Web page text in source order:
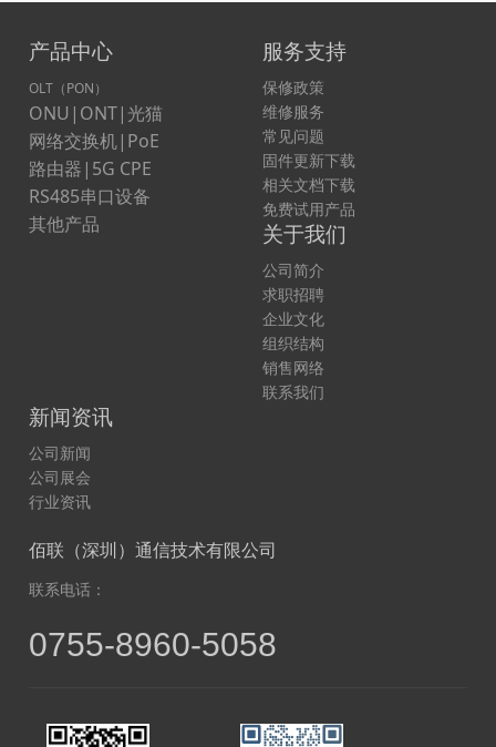
产品中心
OLT（PON）
ONU|ONT|光猫
网络交换机|PoE
路由器|5G CPE
RS485串口设备
其他产品
服务支持
保修政策
维修服务
常见问题
固件更新下载
相关文档下载
免费试用产品
关于我们
公司简介
求职招聘
企业文化
组织结构
销售网络
联系我们
新闻资讯
公司新闻
公司展会
行业资讯
佰联（深圳）通信技术有限公司
联系电话：
0755-8960-5058